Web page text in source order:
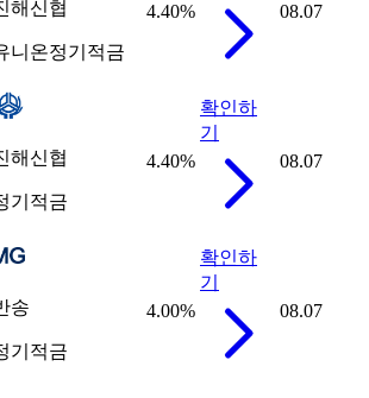
해신협
니온정기적금
4.40%
08.07
해신협
기적금
4.40%
확인하
기
08.07
송
기적금
4.00%
확인하
기
08.07